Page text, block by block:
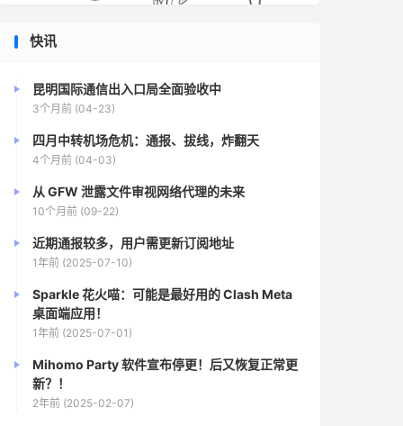
快讯
昆明国际通信出入口局全面验收中
3个月前 (04-23)
四月中转机场危机：通报、拔线，炸翻天
4个月前 (04-03)
从 GFW 泄露文件审视网络代理的未来
10个月前 (09-22)
近期通报较多，用户需更新订阅地址
1年前 (2025-07-10)
Sparkle 花火喵：可能是最好用的 Clash Meta
桌面端应用！
1年前 (2025-07-01)
Mihomo Party 软件宣布停更！后又恢复正常更
新？！
2年前 (2025-02-07)